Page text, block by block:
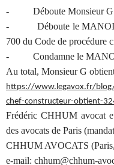
- Déboute Monsieur G
- Déboute le MANOIR
700 du Code de procédure
- Condamne le
Au total, Monsieur G
https://www.legavox.fr/
chef-constructeur-obtient-
Frédéric CHHUM avocat
des avocats de Paris
CHHUM AVOCATS
e-mail: chhum@chhum-